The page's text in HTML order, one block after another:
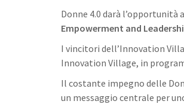
Donne 4.0 darà
Empowerment and
I vincitori dell’Innovation
Innovation Village, in
Il costante impegno delle
un messaggio centrale per